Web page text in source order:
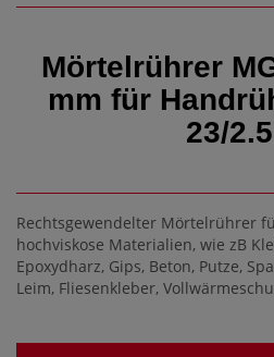
Mörtelrührer
mm für
23/
Rechtsgewendelter Mörtelrührer
hochviskose Materialien, wie zB
Epoxydharz, Gips, Beton, Putze,
Leim, Fliesenkleber,